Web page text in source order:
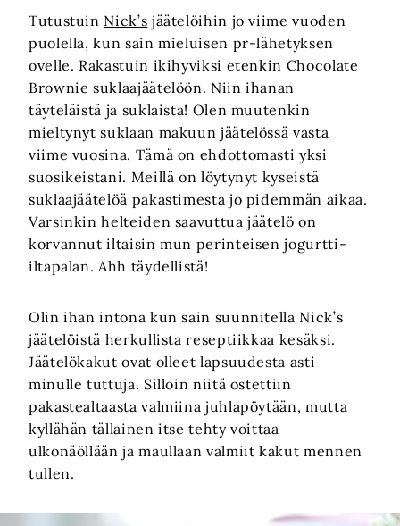
Tutustuin Nick’s jäätelöihin jo viime vuoden
puolella, kun sain mieluisen pr-lähetyksen
ovelle. Rakastuin ikihyviksi etenkin Chocolate
Brownie suklaajäätelöön. Niin ihanan
täyteläistä ja suklaista! Olen muutenkin
mieltynyt suklaan makuun jäätelössä vasta
viime vuosina. Tämä on ehdottomasti yksi
suosikeistani. Meillä on löytynyt kyseistä
suklaajäätelöä pakastimesta jo pidemmän aikaa.
Varsinkin helteiden saavuttua jäätelö on
korvannut iltaisin mun perinteisen jogurtti-
iltapalan. Ahh täydellistä!
Olin ihan intona kun sain suunnitella Nick’s
jäätelöistä herkullista reseptiikkaa kesäksi.
Jäätelökakut ovat olleet lapsuudesta asti
minulle tuttuja. Silloin niitä ostettiin
pakastealtaasta valmiina juhlapöytään, mutta
kyllähän tällainen itse tehty voittaa
ulkonäöllään ja maullaan valmiit kakut mennen
tullen.